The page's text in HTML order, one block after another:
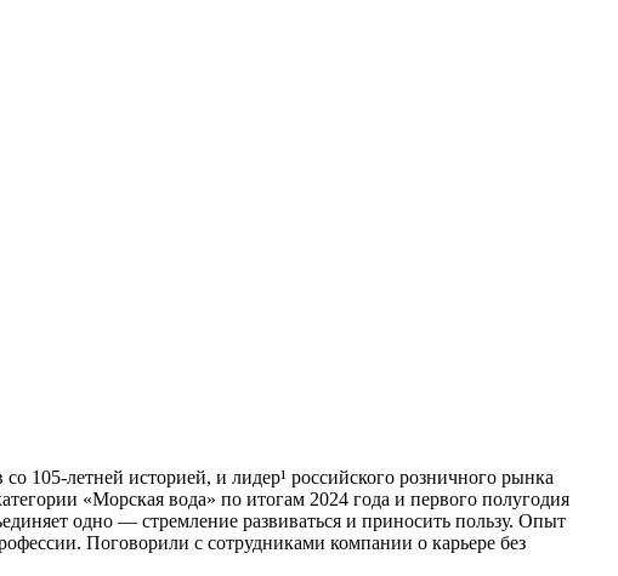
летней историей, и лидер¹ российского розничного рынка
«Морская вода» по итогам 2024 года и первого полугодия
одно — стремление развиваться и приносить пользу. Опыт
Поговорили с сотрудниками компании о карьере без